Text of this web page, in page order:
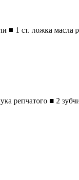
1 ст. ложка масла
репчатого ■ 2